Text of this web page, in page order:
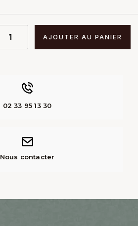
AJOUTER AU PANIER
02 33 95 13 30
Nous contacter